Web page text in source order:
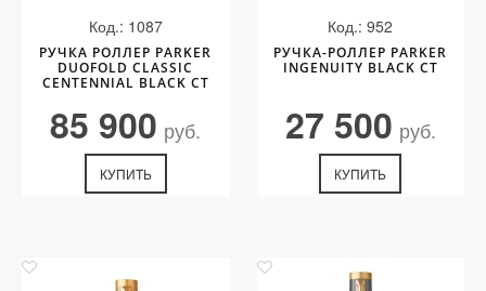
Код.: 1087
РУЧКА РОЛЛЕР PARKER
DUOFOLD CLASSIC
CENTENNIAL BLACK CT
85 900 руб.
КУПИТЬ
Код.: 952
РУЧКА-РОЛЛЕР PARKER
INGENUITY BLACK CT
27 500 руб.
КУПИТЬ